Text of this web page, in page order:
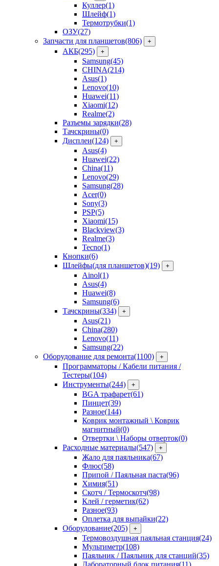
Куллер(1)
Шлейф(1)
Термотрубки(1)
ОЗУ(27)
Запчасти для планшетов(806) +
АКБ(295) +
Samsung(45)
CHINA(214)
Asus(1)
Lenovo(10)
Huawei(11)
Xiaomi(12)
Realme(2)
Разъемы зарядки(28)
Тачскрины(0)
Дисплеи(124) +
Asus(4)
Huawei(22)
China(11)
Lenovo(29)
Samsung(28)
Acer(0)
Sony(3)
PSP(5)
Xiaomi(15)
Blackview(3)
Realme(3)
Tecno(1)
Кнопки(6)
Шлейфы(для планшетов)(19) +
Ainol(1)
Asus(4)
Huawei(8)
Samsung(6)
Тачскрины(334) +
Asus(21)
China(280)
Lenovo(11)
Samsung(22)
Оборудование для ремонта(1100) +
Программаторы / Кабели питания /
Тестеры(104)
Инструменты(244) +
BGA трафарет(61)
Пинцет(39)
Разное(144)
Коврик монтажный \ Коврик
магнитный(0)
Отвертки \ Наборы отверток(0)
Расходные материалы(547) +
Жало для паяльника(67)
Флюс(58)
Припой / Паяльная паста(96)
Химия(51)
Скотч / Термоскотч(98)
Клей / герметик(62)
Разное(93)
Оплетка для выпайки(22)
Оборудование(205) +
Термовоздушная паяльная станция(24)
Мультиметр(108)
Паяльник / Паяльник для станций(35)
Лабораторный блок питания(11)